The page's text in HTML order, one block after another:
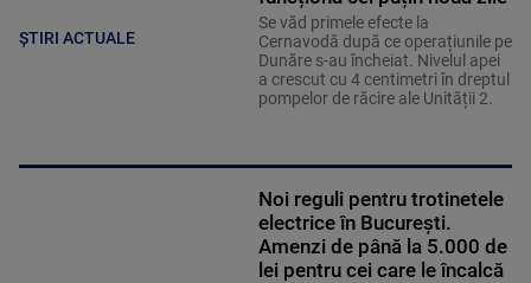
ȘTIRI ACTUALE
Se văd primele efecte la
Cernavodă după ce operațiunile pe
Dunăre s-au încheiat. Nivelul apei
a crescut cu 4 centimetri în dreptul
pompelor de răcire ale Unității 2.
Noi reguli pentru trotinetele
electrice în București.
Amenzi de până la 5.000 de
lei pentru cei care le încalcă